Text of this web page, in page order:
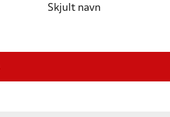
Skjult navn